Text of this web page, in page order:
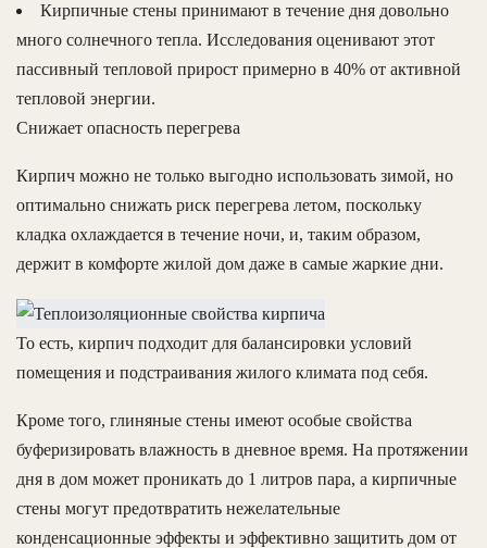
Кирпичные стены принимают в течение дня довольно
много солнечного тепла. Исследования оценивают этот
пассивный тепловой прирост примерно в 40% от активной
тепловой энергии.
Снижает опасность перегрева
Кирпич можно не только выгодно использовать зимой, но
оптимально снижать риск перегрева летом, поскольку
кладка охлаждается в течение ночи, и, таким образом,
держит в комфорте жилой дом даже в самые жаркие дни.
То есть, кирпич подходит для балансировки условий
помещения и подстраивания жилого климата под себя.
Кроме того, глиняные стены имеют особые свойства
буферизировать влажность в дневное время. На протяжении
дня в дом может проникать до 1 литров пара, а кирпичные
стены могут предотвратить нежелательные
конденсационные эффекты и эффективно защитить дом от